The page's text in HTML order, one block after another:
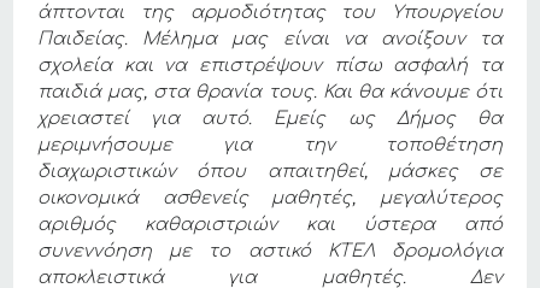
άπτονται της αρμοδιότητας του Υπουργείου
Παιδείας. Μέλημα μας είναι να ανοίξουν τα
σχολείακαι να επιστρέψουν πίσω ασφαλή τα
παιδιά μας, στα θρανία τους. Και θα κάνουμε ότι
χρειαστεί για αυτό. Εμείς ως Δήμος θα
μεριμνήσουμε για την τοποθέτηση
διαχωριστικών όπου απαιτηθεί, μάσκες σε
οικονομικά ασθενείς μαθητές, μεγαλύτερος
αριθμός καθαριστριών και ύστερα από
συνεννόηση με το αστικό ΚΤΕΛ δρομολόγια
αποκλειστικά για μαθητές. Δεν